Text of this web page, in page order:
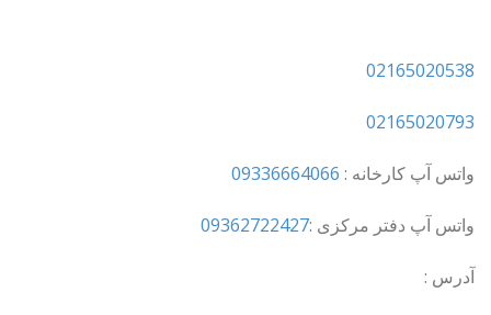
02165020538
02165020793
واتس آپ کارخانه : 09336664066
واتس آپ دفتر مرکزی :09362722427
آدرس :